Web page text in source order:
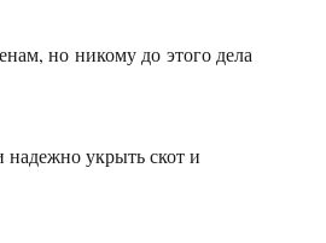
но никому до этого дела
укрыть скот и